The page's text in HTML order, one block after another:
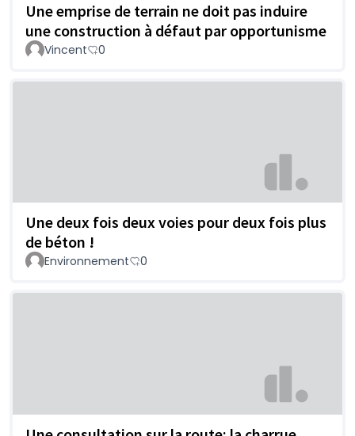
Une emprise de terrain ne doit pas induire
une construction à défaut par opportunisme
Vincent 0
Une deux fois deux voies pour deux fois plus
de béton !
Environnement 0